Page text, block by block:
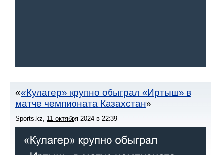
«Кулагер» крупно обыграл «Иртыш» в
матче чемпионата Казахстан
Sports.kz 11 октября 2024 в 22:39